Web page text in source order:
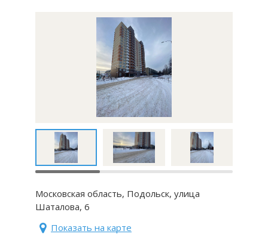
Московская область, Подольск, улица
Шаталова, 6
Показать на карте